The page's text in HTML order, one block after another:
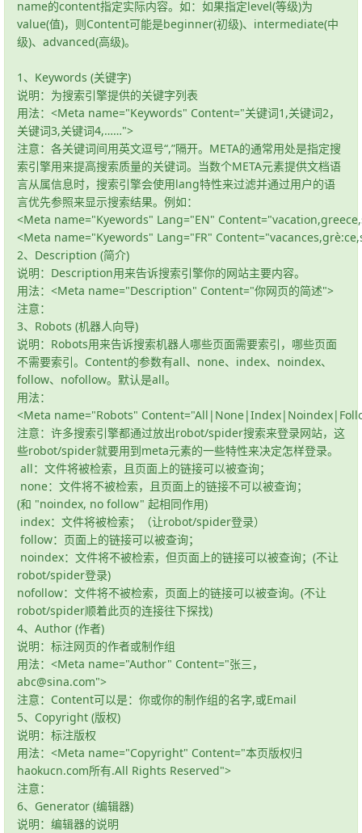
name的content指定实际内容。如：如果指定level(等级)为
value(值)，则Content可能是beginner(初级)、intermediate(中
级)、advanced(高级)。
1、Keywords (关键字)
说明：为搜索引擎提供的关键字列表
用法：<Meta name="Keywords" Content="关键词1,关键词2，
关键词3,关键词4,……">
注意：各关键词间用英文逗号“,”隔开。META的通常用处是指定搜
索引擎用来提高搜索质量的关键词。当数个META元素提供文档语
言从属信息时，搜索引擎会使用lang特性来过滤并通过用户的语
言优先参照来显示搜索结果。例如：
<Meta name="Kyewords" Lang="EN"
<Meta name="Kyewords" Lang="FR"
2、Description (简介)
说明：Description用来告诉搜索引擎你的网站主要内容。
用法：<Meta name="Description" Content="你网页的简述">
注意：
3、Robots (机器人向导)
说明：Robots用来告诉搜索机器人哪些页面需要索引，哪些页面
不需要索引。Content的参数有all、none、index、noindex、
follow、nofollow。默认是all。
用法：
<Meta name="Robots"
注意：许多搜索引擎都通过放出robot/spider搜索来登录网站，这
些robot/spider就要用到meta元素的一些特性来决定怎样登录。
all：文件将被检索，且页面上的链接可以被查询；
none：文件将不被检索，且页面上的链接不可以被查询；
(和 "noindex, no follow" 起相同作用)
index：文件将被检索；（让robot/spider登录）
follow：页面上的链接可以被查询；
noindex：文件将不被检索，但页面上的链接可以被查询；(不让
robot/spider登录)
nofollow：文件将不被检索，页面上的链接可以被查询。(不让
robot/spider顺着此页的连接往下探找)
4、Author (作者)
说明：标注网页的作者或制作组
用法：<Meta name="Author" Content="张三，
abc@sina.com">
注意：Content可以是：你或你的制作组的名字,或Email
5、Copyright (版权)
说明：标注版权
用法：<Meta name="Copyright" Content="本页版权归
haokucn.com所有.All Rights Reserved">
注意：
6、Generator (编辑器)
说明：编辑器的说明